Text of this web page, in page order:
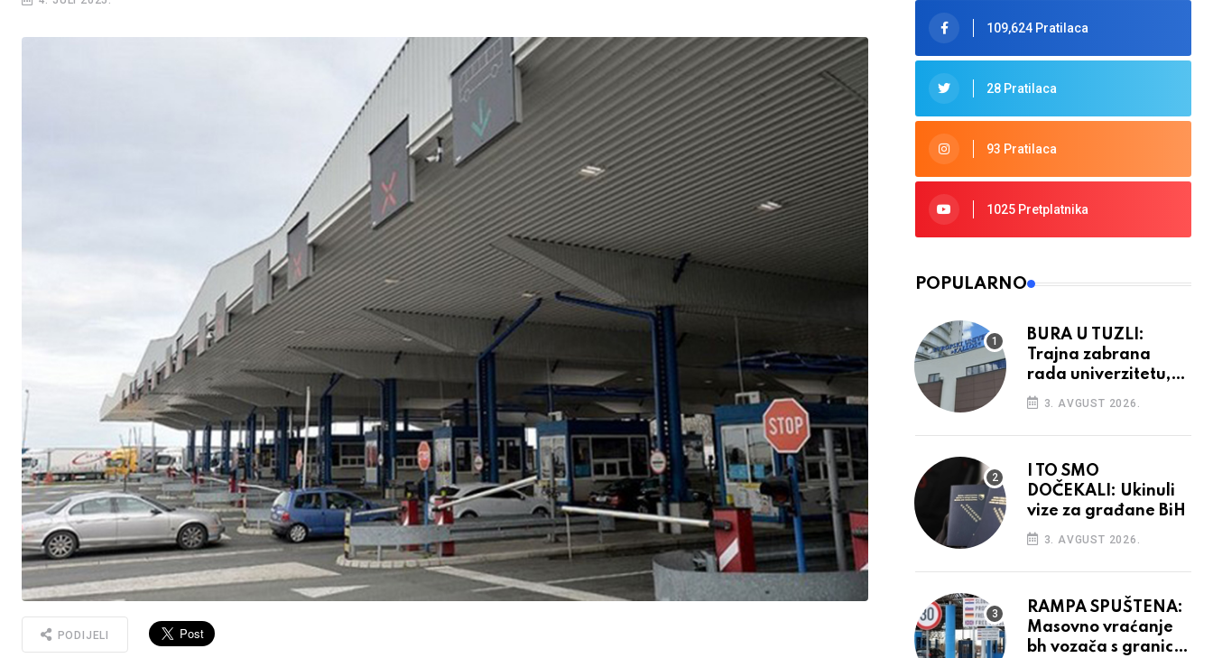
PODIJELI
109,624 Pratilaca
28 Pratilaca
93 Pratilaca
1025 Pretplatnika
POPULARNO
BURA U TUZLI:
Trajna zabrana
rada univerzitetu,
provedba sudskih
odluka
3. AVGUST 2026.
I TO SMO
DOČEKALI: Ukinuli
vize za građane BiH
3. AVGUST 2026.
RAMPA SPUŠTENA:
Masovno vraćanje
bh vozača s granica